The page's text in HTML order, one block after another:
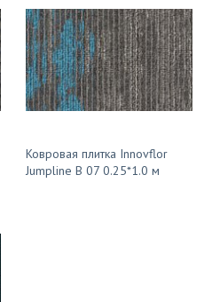
Ковровая плитка Innovflor
Jumpline B 07 0.25*1.0 м